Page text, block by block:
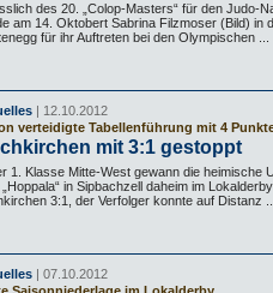
des 20. „Colop-Masters“ für den Judo-
am 14. Oktobert Sabrina Filzmoser (Bild) in
für ihr Auftreten bei den Olympischen ...
| 12.10.2012
verteidigte Tabellenführung mit 4
mit 3:1 gestoppt
1. Klasse Mitte-West gewann die heimische
in Sipbachzell daheim im
3:1, der Verfolger konnte auf Distanz
| 07.10.2012